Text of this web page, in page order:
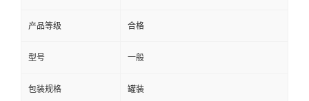
产品等级 合格
型号 一般
包装规格 罐装